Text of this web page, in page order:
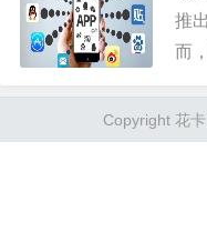
推
而
洞
为
Copyright 花